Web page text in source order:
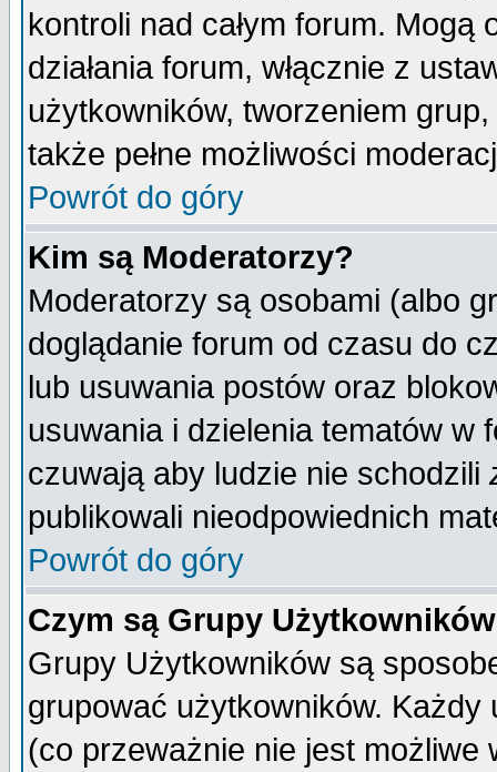
kontroli nad całym forum.
działania forum, włącznie z
użytkowników, tworzeniem
także pełne możliwości
Powrót do góry
Kim są Moderatorzy?
Moderatorzy są osobami (albo
doglądanie forum od czasu do
lub usuwania postów oraz
usuwania i dzielenia tematów w
czuwają aby ludzie nie schodzili
publikowali nieodpowiednich
Powrót do góry
Czym są Grupy
Grupy Użytkowników są
grupować użytkowników.
(co przeważnie nie jest